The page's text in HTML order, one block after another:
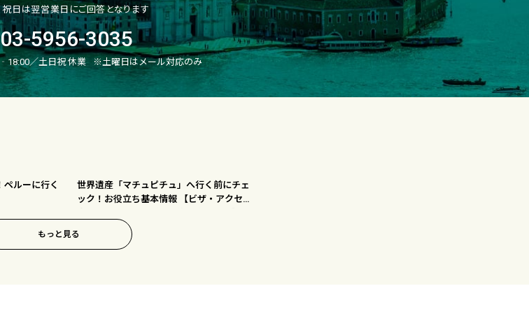
日は翌営業日にご回答となります
03-5956-3035
／土日祝 休業 ※土曜日はメール対応のみ
ペルーに行く
世界遺産「マチュピチュ」へ行く前にチェ
ック！お役立ち基本情報 【ビザ・アクセス
もっと見る